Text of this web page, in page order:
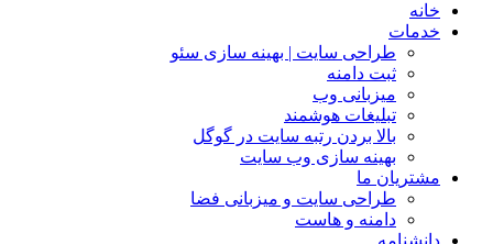
خانه
خدمات
طراحی سایت | بهینه سازی سئو
ثبت دامنه
میزبانی وب
تبلیغات هوشمند
بالا بردن رتبه سایت در گوگل
بهینه سازی وب سایت
مشتریان ما
طراحی سایت و میزبانی فضا
دامنه و هاست
دانشنامه